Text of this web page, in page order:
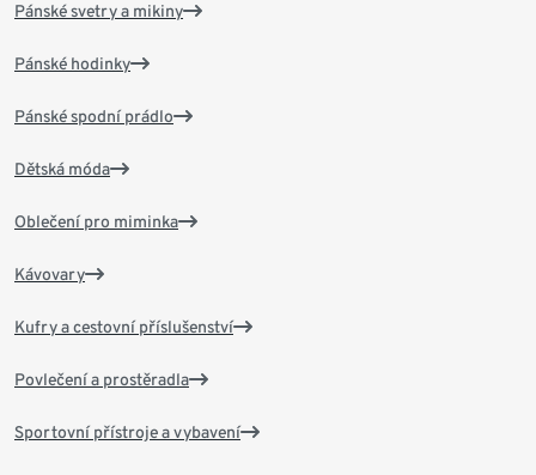
Pánské svetry a mikiny
Pánské hodinky
Pánské spodní prádlo
Dětská móda
Oblečení pro miminka
Kávovary
Kufry a cestovní příslušenství
Povlečení a prostěradla
Sportovní přístroje a vybavení